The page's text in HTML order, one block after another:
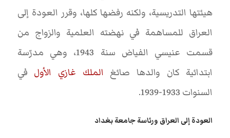
هيئتها التدريسية، ولكنه رفضها كلها، وقرر العودة إلى
العراق للمساهمة في نهضته العلمية والزواج من
قسمت عنيسي الفياض سنة 1943، وهي مدرّسة
ابتدائية كان والدها صائغ الملك غازي الأول في
السنوات 1933-1939.
العودة إلى العراق ورئاسة جامعة بغداد